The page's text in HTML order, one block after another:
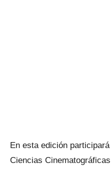
En esta edición
Ciencias